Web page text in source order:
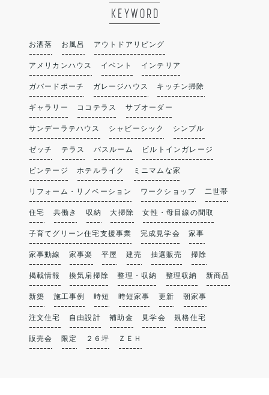
KEYWORD
お洒落 お風呂 アウトドアリビング
アメリカンハウス イベント インテリア
ガバードポーチ ガレージハウス キッチン掃除
ギャラリー ココテラス サブオーダー
サンデーラテハウス シャビーシック シンプル
ゼッチ テラス バスルーム ビルトインガレージ
ビンテージ ホテルライク ミニマムな家
リフォーム・リノベーション ワークショップ 二世帯
住宅 共働き 収納 大掃除 女性・母目線の間取
子育てグリーン住宅支援事業 完成見学会 家事
家事動線 家事楽 平屋 建売 抽選販売 掃除
掲載情報 換気扇掃除 整理・収納 整理収納 新商品
新築 施工事例 時短 時短家事 更新 朝家事
注文住宅 自由設計 補助金 見学会 規格住宅
販売会 限定 ２６坪 ＺＥＨ